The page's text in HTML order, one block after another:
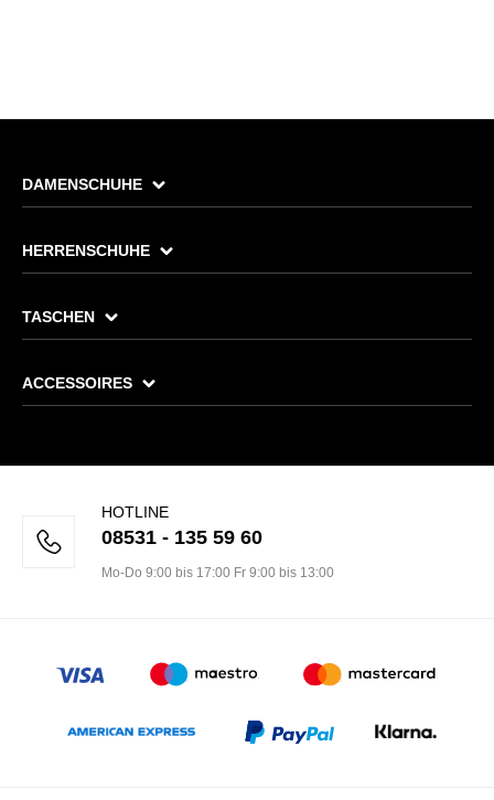
DAMENSCHUHE
HERRENSCHUHE
TASCHEN
ACCESSOIRES
HOTLINE
08531 - 135 59 60
Mo-Do 9:00 bis 17:00 Fr 9:00 bis 13:00